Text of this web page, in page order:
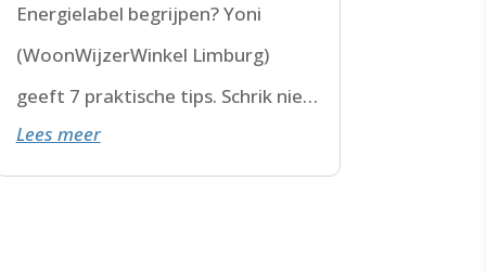
Energielabel begrijpen? Yoni
(WoonWijzerWinkel Limburg)
geeft 7 praktische tips. Schrik niet
van F of G. Check de datum. Lees
hier verder.
Lees meer